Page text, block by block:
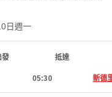
日週一
發 抵達
05:30 新德